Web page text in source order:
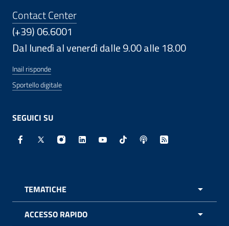
Contact Center
(+39) 06.6001
Dal lunedì al venerdì dalle 9.00 alle 18.00
Inail risponde
Sportello digitale
SEGUICI SU
Facebook - Sito esterno - Apertura in nuova finestra
X - Sito esterno - Apertura in nuova finestra
Instagram - Sito esterno - Apertura in
Linkedin - Sito esterno - Apertura in
Youtube - Sito esterno -
TikTok - Sito esterno -
Spreaker - Sito
Feed RSS -
TEMATICHE
ACCESSO RAPIDO